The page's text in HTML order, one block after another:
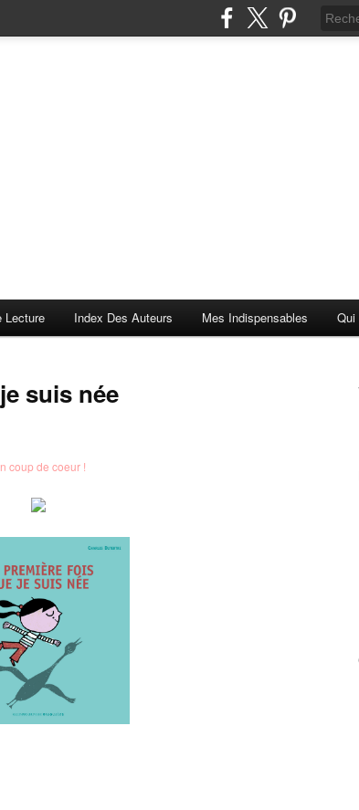
Lecture Index Des Auteurs Mes Indispensables Qui
suis née
coup de coeur !